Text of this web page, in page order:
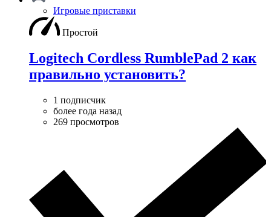
Игровые приставки
Простой
Logitech Cordless RumblePad 2 как
правильно установить?
1 подписчик
более года назад
269 просмотров